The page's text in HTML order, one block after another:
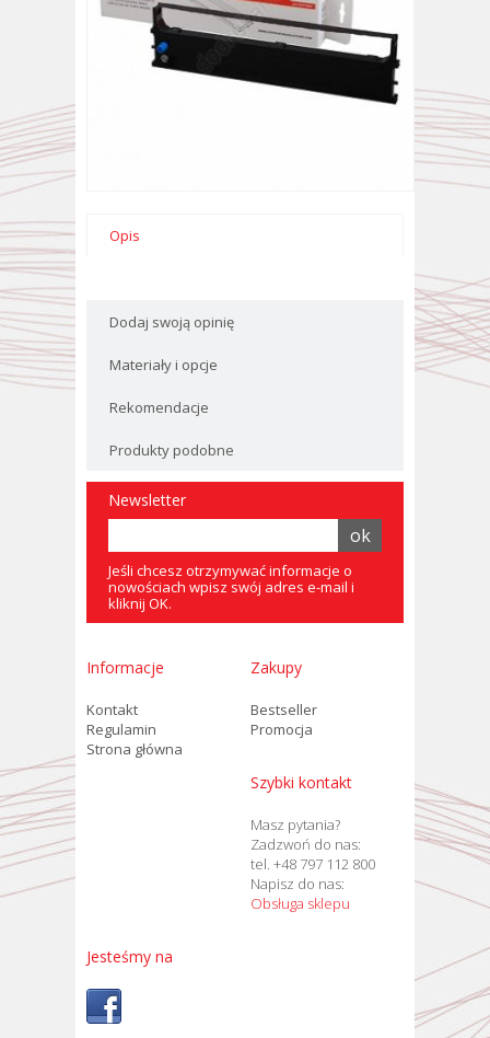
Opis
Dodaj swoją opinię
Materiały i opcje
Rekomendacje
Produkty podobne
Newsletter
Jeśli chcesz otrzymywać informacje o
nowościach wpisz swój adres e-mail i
kliknij OK.
Informacje
Kontakt
Regulamin
Strona główna
Zakupy
Bestseller
Promocja
Szybki kontakt
Masz pytania?
Zadzwoń do nas:
tel. +48 797 112 800
Napisz do nas:
Obsługa sklepu
Jesteśmy na